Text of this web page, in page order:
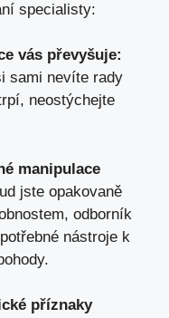
specialisty:
vás převyšuje:
sami nevíte rady
neostýchejte
manipulace
jste opakovaně
odborník
nástroje k
příznaky